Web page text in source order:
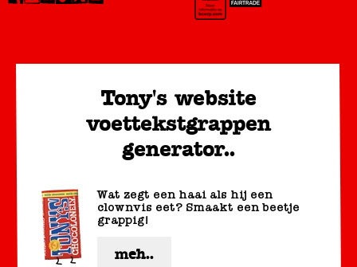
Tony's website
voettekstgrappen
generator..
Wat zegt een haai als hij een
clownvis eet? Smaakt een beetje
grappig!
meh..